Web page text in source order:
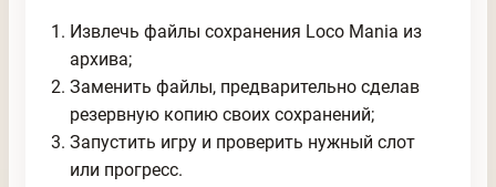
Извлечь файлы сохранения Loco Mania из
архива;
Заменить файлы, предварительно сделав
резервную копию своих сохранений;
Запустить игру и проверить нужный слот
или прогресс.